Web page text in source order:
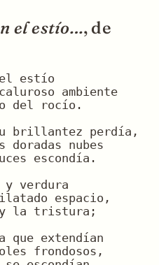
el estío…, de
el estío
ambiente
del rocío.
brillantez perdía,
nubes
escondía.
y verdura
espacio,
y la tristura;
que extendían
frondosos,